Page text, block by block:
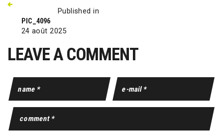
Published in
PIC_4096
24 août 2025
LEAVE A COMMENT